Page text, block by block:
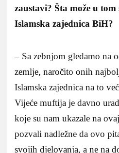
zaustavi? Šta može u
Islamska zajednica BiH?
– Sa zebnjom gledamo na
zemlje, naročito onih
Islamska zajednica na to
Vijeće muftija je davno
koje su nam ukazale na
pozvali nadležne da ovo
svojih djelovanja, a ne na